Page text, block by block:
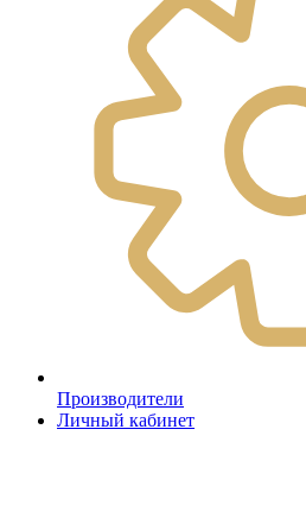
Производители
Личный кабинет